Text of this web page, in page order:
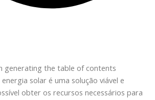
generating the table of contents
solar é uma solução viável e
obter os recursos necessários para